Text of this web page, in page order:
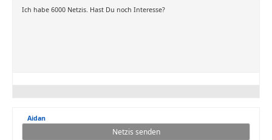
Ich habe 6000 Netzis. Hast Du noch Interesse?
Aidan
Netzis senden